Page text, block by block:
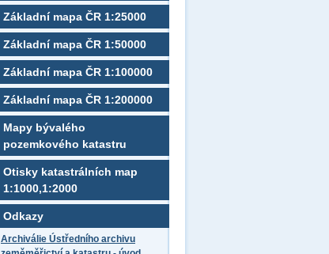
Základní mapa ČR 1:25000
Základní mapa ČR 1:50000
Základní mapa ČR 1:100000
Základní mapa ČR 1:200000
Mapy bývalého
pozemkového katastru
Otisky katastrálních map
1:1000,1:2000
Odkazy
Archiválie Ústředního archivu